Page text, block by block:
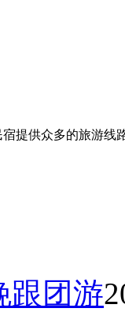
提供众多的旅游
跟团游